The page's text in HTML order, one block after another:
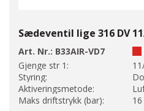
Sædeventil lige 316 DV
Art. Nr.: B33AIR-VD7
Gjenge str 1:
Styring:
Aktiveringsmetode:
Maks driftstrykk (bar):
16